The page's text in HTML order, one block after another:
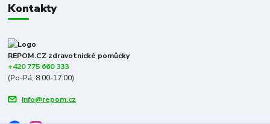
Kontakty
REPOM.CZ zdravotnické pomůcky
+420 775 660 333
(Po-Pá, 8:00-17:00)
info@repom.cz